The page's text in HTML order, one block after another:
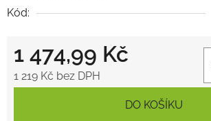
Kód:
1 474,99 Kč
1 219 Kč bez DPH
DO KOŠÍKU